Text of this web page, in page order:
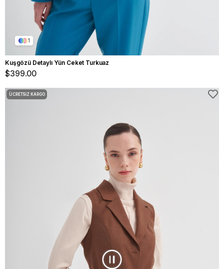
1
Kuşgözü Detaylı Yün Ceket Turkuaz
$399.00
ÜCRETSIZ KARGO